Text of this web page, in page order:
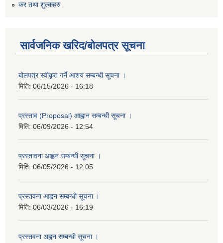
कर तथा शुल्कहरु
सार्वजनिक खरिद/बोलपत्र सूचना
बोलपत्र स्वीकृत गर्ने आशय सम्बन्धी सूचना ।
मिति: 06/15/2026 - 16:18
प्रस्ताव (Proposal) आह्वान सम्बन्धी सूचना ।
मिति: 06/09/2026 - 12:54
प्रस्तावना आह्वन सम्बन्धी सूचना ।
मिति: 06/05/2026 - 12:05
प्रस्तवना आह्वन सम्बन्धी सूचना ।
मिति: 06/03/2026 - 16:19
प्रस्तवना अह्वन सम्बन्धी सूचना ।